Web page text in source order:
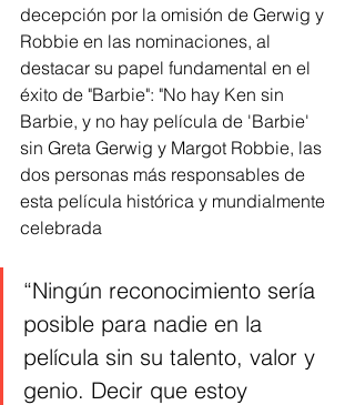
decepción por la omisión de Gerwig y
Robbie en las nominaciones, al
destacar su papel fundamental en el
éxito de "Barbie": "No hay Ken sin
Barbie, y no hay película de 'Barbie'
sin Greta Gerwig y Margot Robbie, las
dos personas más responsables de
esta película histórica y mundialmente
celebrada
“Ningún reconocimiento sería
posible para nadie en la
película sin su talento, valor y
genio. Decir que estoy